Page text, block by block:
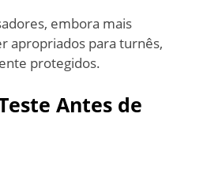
embora mais
apropriados para turnês,
protegidos.
Antes de